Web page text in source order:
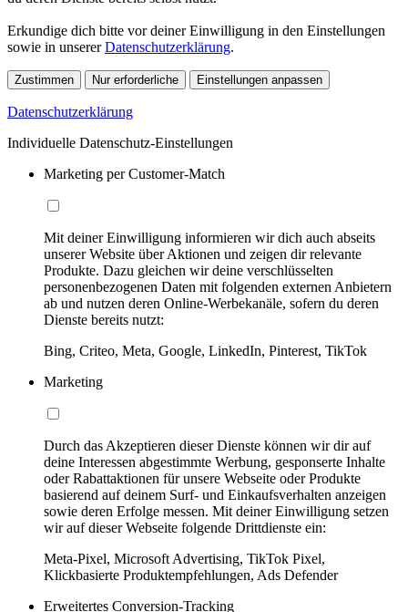
Erkundige dich bitte vor deiner Einwilligung in den Einstellungen
sowie in unsererDatenschutzerklärung.
Zustimmen Nur erforderliche Einstellungen anpassen
Datenschutzerklärung
Individuelle Datenschutz-Einstellungen
Marketing per Customer-Match
Mit deiner Einwilligung informieren wir dich auch abseits
unserer Website über Aktionen und zeigen dir relevante
Produkte. Dazu gleichen wir deine verschlüsselten
personenbezogenen Daten mit folgenden externen Anbietern
ab und nutzen deren Online-Werbekanäle, sofern du deren
Dienste bereits nutzt:
Bing, Criteo, Meta, Google, LinkedIn, Pinterest, TikTok
Marketing
Durch das Akzeptieren dieser Dienste können wir dir auf
deine Interessen abgestimmte Werbung, gesponserte Inhalte
oder Rabattaktionen für unsere Webseite oder Produkte
basierend auf deinem Surf- und Einkaufsverhalten anzeigen
sowie deren Erfolge messen. Mit deiner Einwilligung setzen
wir auf dieser Webseite folgende Drittdienste ein:
Meta-Pixel, Microsoft Advertising, TikTok Pixel,
Klickbasierte Produktempfehlungen, Ads Defender
Erweitertes Conversion-Tracking